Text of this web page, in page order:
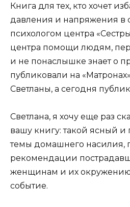
Книга для тех, кто хочет
давления и напряжения в
психологом центра
центра помощи людям,
и не понаслышке знает о
публиковали на «Матронах»
Светланы, а сегодня
Светлана, я хочу еще раз
вашу книгу: такой ясный
темы домашнего насилия,
рекомендации
женщинам и их окружению
событие.